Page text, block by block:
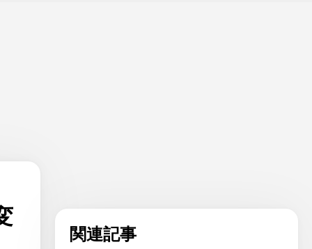
関連記事